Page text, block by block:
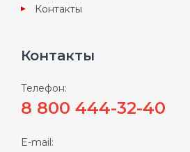
Контакты
Контакты
Телефон:
8 800 444-32-40
E-mail: